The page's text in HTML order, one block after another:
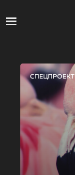
СПЕЦПРОЕКТ